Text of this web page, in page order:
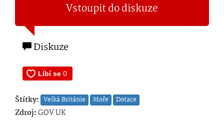
Vstoupit do diskuze
Diskuze
Štítky: Velká Británie Moře Dotace
Zdroj:GOV UK